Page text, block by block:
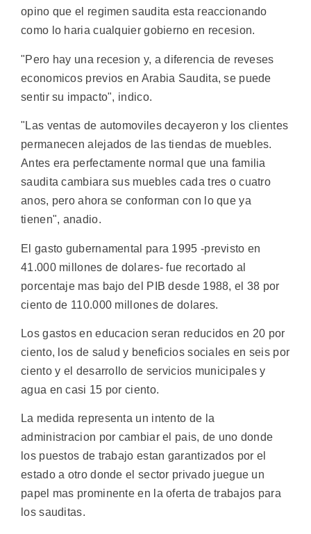
opino que el regimen saudita esta reaccionando
como lo haria cualquier gobierno en recesion.
"Pero hay una recesion y, a diferencia de reveses
economicos previos en Arabia Saudita, se puede
sentir su impacto", indico.
"Las ventas de automoviles decayeron y los clientes
permanecen alejados de las tiendas de muebles.
Antes era perfectamente normal que una familia
saudita cambiara sus muebles cada tres o cuatro
anos, pero ahora se conforman con lo que ya
tienen", anadio.
El gasto gubernamental para 1995 -previsto en
41.000 millones de dolares- fue recortado al
porcentaje mas bajo del PIB desde 1988, el 38 por
ciento de 110.000 millones de dolares.
Los gastos en educacion seran reducidos en 20 por
ciento, los de salud y beneficios sociales en seis por
ciento y el desarrollo de servicios municipales y
agua en casi 15 por ciento.
La medida representa un intento de la
administracion por cambiar el pais, de uno donde
los puestos de trabajo estan garantizados por el
estado a otro donde el sector privado juegue un
papel mas prominente en la oferta de trabajos para
los sauditas.